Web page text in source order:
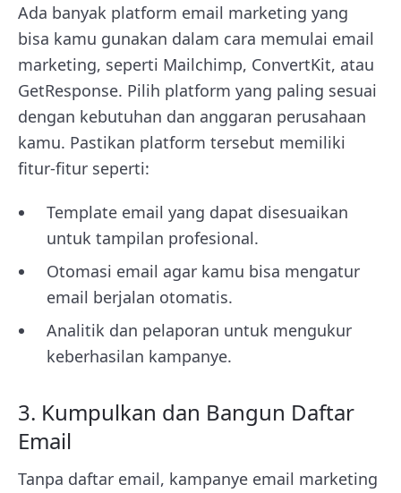
Ada banyak platform email marketing yang
bisa kamu gunakan dalam cara memulai email
marketing, seperti Mailchimp, ConvertKit, atau
GetResponse. Pilih platform yang paling sesuai
dengan kebutuhan dan anggaran perusahaan
kamu. Pastikan platform tersebut memiliki
fitur-fitur seperti:
Template email yang dapat disesuaikan
untuk tampilan profesional.
Otomasi email agar kamu bisa mengatur
email berjalan otomatis.
Analitik dan pelaporan untuk mengukur
keberhasilan kampanye.
3. Kumpulkan dan Bangun Daftar
Email
Tanpa daftar email, kampanye email marketing